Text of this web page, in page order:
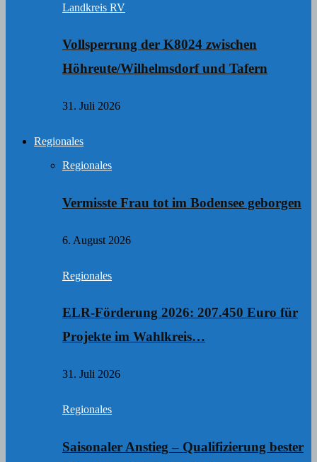
Landkreis RV
Vollsperrung der K8024 zwischen
Höhreute/Wilhelmsdorf und Tafern
31. Juli 2026
Regionales
Regionales
Vermisste Frau tot im Bodensee geborgen
6. August 2026
Regionales
ELR-Förderung 2026: 207.450 Euro für
Projekte im Wahlkreis…
31. Juli 2026
Regionales
Saisonaler Anstieg – Qualifizierung bester